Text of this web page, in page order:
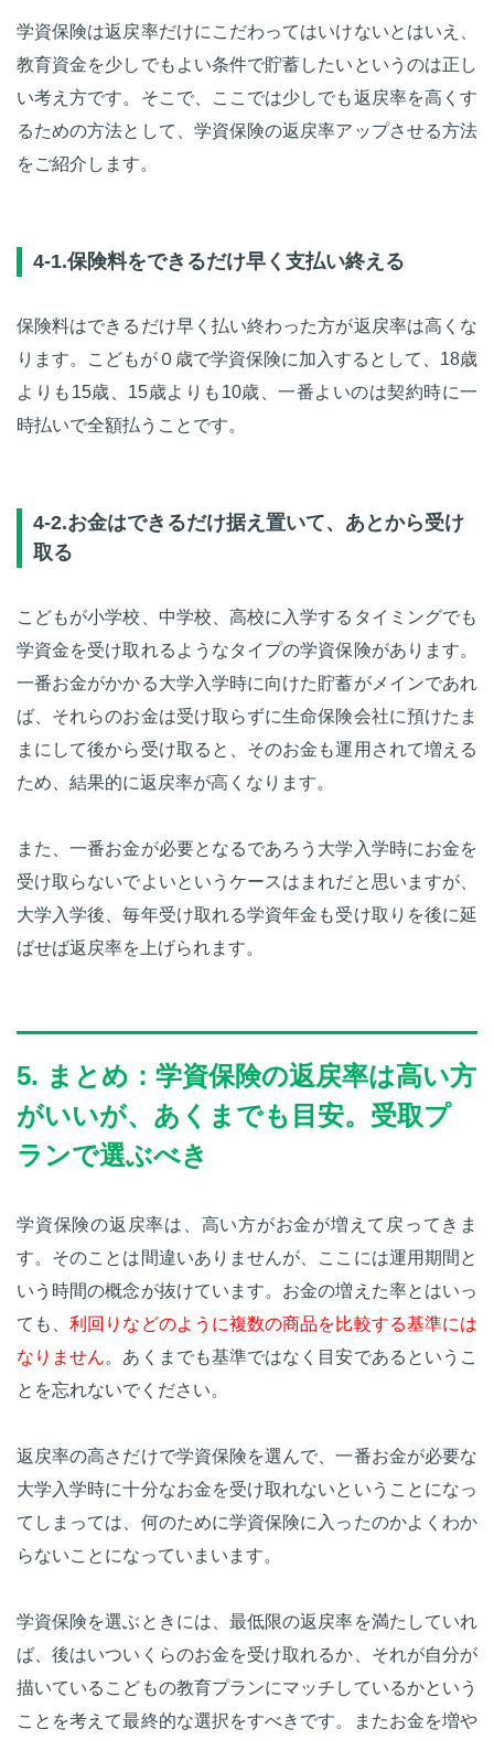
学資保険は返戻率だけにこだわってはいけないとはいえ、
教育資金を少しでもよい条件で貯蓄したいというのは正し
い考え方です。そこで、ここでは少しでも返戻率を高くす
るための方法として、学資保険の返戻率アップさせる方法
をご紹介します。
4-1.保険料をできるだけ早く支払い終える
保険料はできるだけ早く払い終わった方が返戻率は高くな
ります。こどもが０歳で学資保険に加入するとして、18歳
よりも15歳、15歳よりも10歳、一番よいのは契約時に一
時払いで全額払うことです。
4-2.お金はできるだけ据え置いて、あとから受け
取る
こどもが小学校、中学校、高校に入学するタイミングでも
学資金を受け取れるようなタイプの学資保険があります。
一番お金がかかる大学入学時に向けた貯蓄がメインであれ
ば、それらのお金は受け取らずに生命保険会社に預けたま
まにして後から受け取ると、そのお金も運用されて増える
ため、結果的に返戻率が高くなります。
また、一番お金が必要となるであろう大学入学時にお金を
受け取らないでよいというケースはまれだと思いますが、
大学入学後、毎年受け取れる学資年金も受け取りを後に延
ばせば返戻率を上げられます。
5. まとめ：学資保険の返戻率は高い方
がいいが、あくまでも目安。受取プ
ランで選ぶべき
学資保険の返戻率は、高い方がお金が増えて戻ってきま
す。そのことは間違いありませんが、ここには運用期間と
いう時間の概念が抜けています。お金の増えた率とはいっ
ても、利回りなどのように複数の商品を比較する基準には
なりません。あくまでも基準ではなく目安であるというこ
とを忘れないでください。
返戻率の高さだけで学資保険を選んで、一番お金が必要な
大学入学時に十分なお金を受け取れないということになっ
てしまっては、何のために学資保険に入ったのかよくわか
らないことになっていまいます。
学資保険を選ぶときには、最低限の返戻率を満たしていれ
ば、後はいついくらのお金を受け取れるか、それが自分が
描いているこどもの教育プランにマッチしているかという
ことを考えて最終的な選択をすべきです。またお金を増や